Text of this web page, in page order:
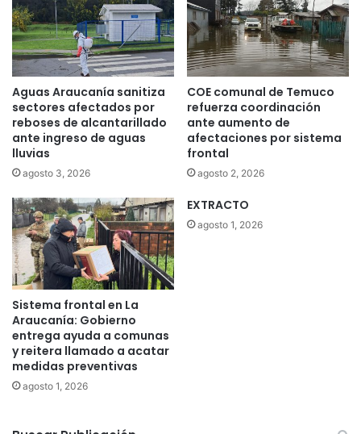
u
c
o
a
d
i
e
n
u
n
f
u
n
d
o
d
e
P
i
t
u
f
q
u
é
Aguas Araucanía sanitiza
sectores afectados por
reboses de alcantarillado
ante ingreso de aguas
lluvias
agosto 3, 2026
COE comunal de Temuco
refuerza coordinación
ante aumento de
afectaciones por sistema
frontal
agosto 2, 2026
Sistema frontal en La
Araucanía: Gobierno
entrega ayuda a comunas
y reitera llamado a acatar
medidas preventivas
agosto 1, 2026
EXTRACTO
agosto 1, 2026